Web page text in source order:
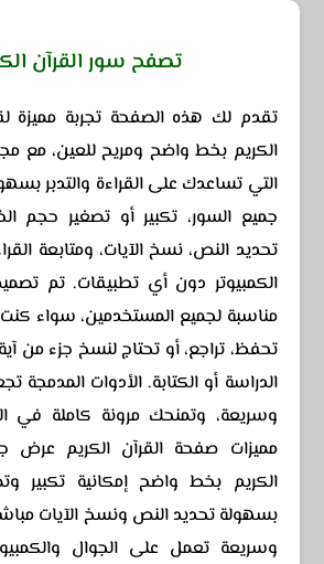
تصفح سور القرآن
تقدم لك هذه الصفحة تجربة مميزة
الكريم بخط واضح ومريح للعين، مع
التي تساعدك على القراءة والتدبر
جميع السور، تكبير أو تصغير حجم
تحديد النص، نسخ الآيات، ومتابعة
الكمبيوتر دون أي تطبيقات. تم
مناسبة لجميع المستخدمين، سواء كنت
تحفظ، تراجع، أو تحتاج لنسخ جزء من
الدراسة أو الكتابة. الأدوات المدمجة
وسريعة، وتمنحك مرونة كاملة في
مميزات صفحة القرآن الكريم عرض
الكريم بخط واضح إمكانية تكبير
بسهولة تحديد النص ونسخ الآيات
وسريعة تعمل على الجوال